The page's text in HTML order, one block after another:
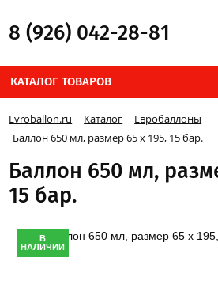
8 (926) 042-28-81
КАТАЛОГ ТОВАРОВ
Evroballon.ru Каталог
Евробаллоны
Баллон 650 мл, размер 65 x 195, 15 бар.
Баллон 650 мл,
15 бар.
В
НАЛИЧИИ